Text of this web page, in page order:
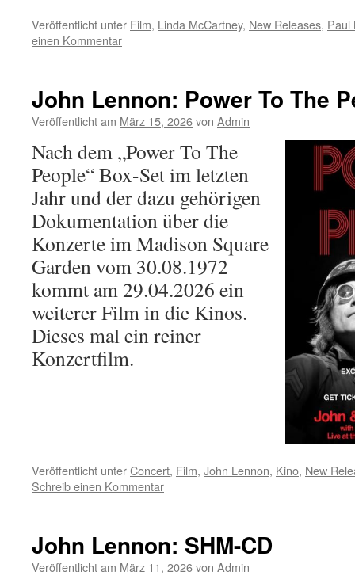
Veröffentlicht unter Film, Linda McCartney, New Releases, Paul
einen Kommentar
John Lennon: Power To The
Veröffentlicht am März 15, 2026von Admin
Nach dem „Power To The
People“ Box-Set im letzten
Jahr und der dazu gehörigen
Dokumentation über die
Konzerte im Madison Square
Garden vom 30.08.1972
kommt am 29.04.2026 ein
weiterer Film in die Kinos.
Dieses mal ein reiner
Konzertfilm.
Veröffentlicht unterConcert, Film, John Lennon, Kino, New
Schreib einen Kommentar
John Lennon: SHM-CD
Veröffentlicht am März 11, 2026von Admin